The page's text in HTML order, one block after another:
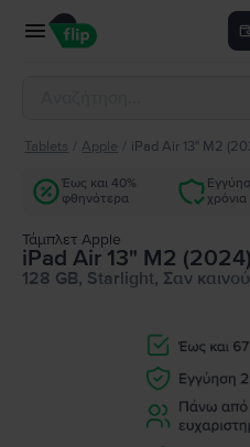
Tablets Apple iPad Air 13" M2
Έως και 40%
φθηνότερα
χρόνια
Τάμπλετ Apple
iPad Air 13" M2
128 GB, Starlight, Σαν